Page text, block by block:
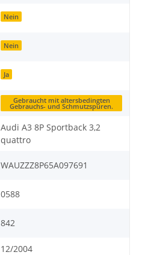
Nein
Nein
Ja
Gebraucht mit altersbedingten
Gebrauchs- und Schmutzspuren.
Audi A3 8P Sportback 3,2
quattro
WAUZZZ8P65A097691
0588
842
12/2004